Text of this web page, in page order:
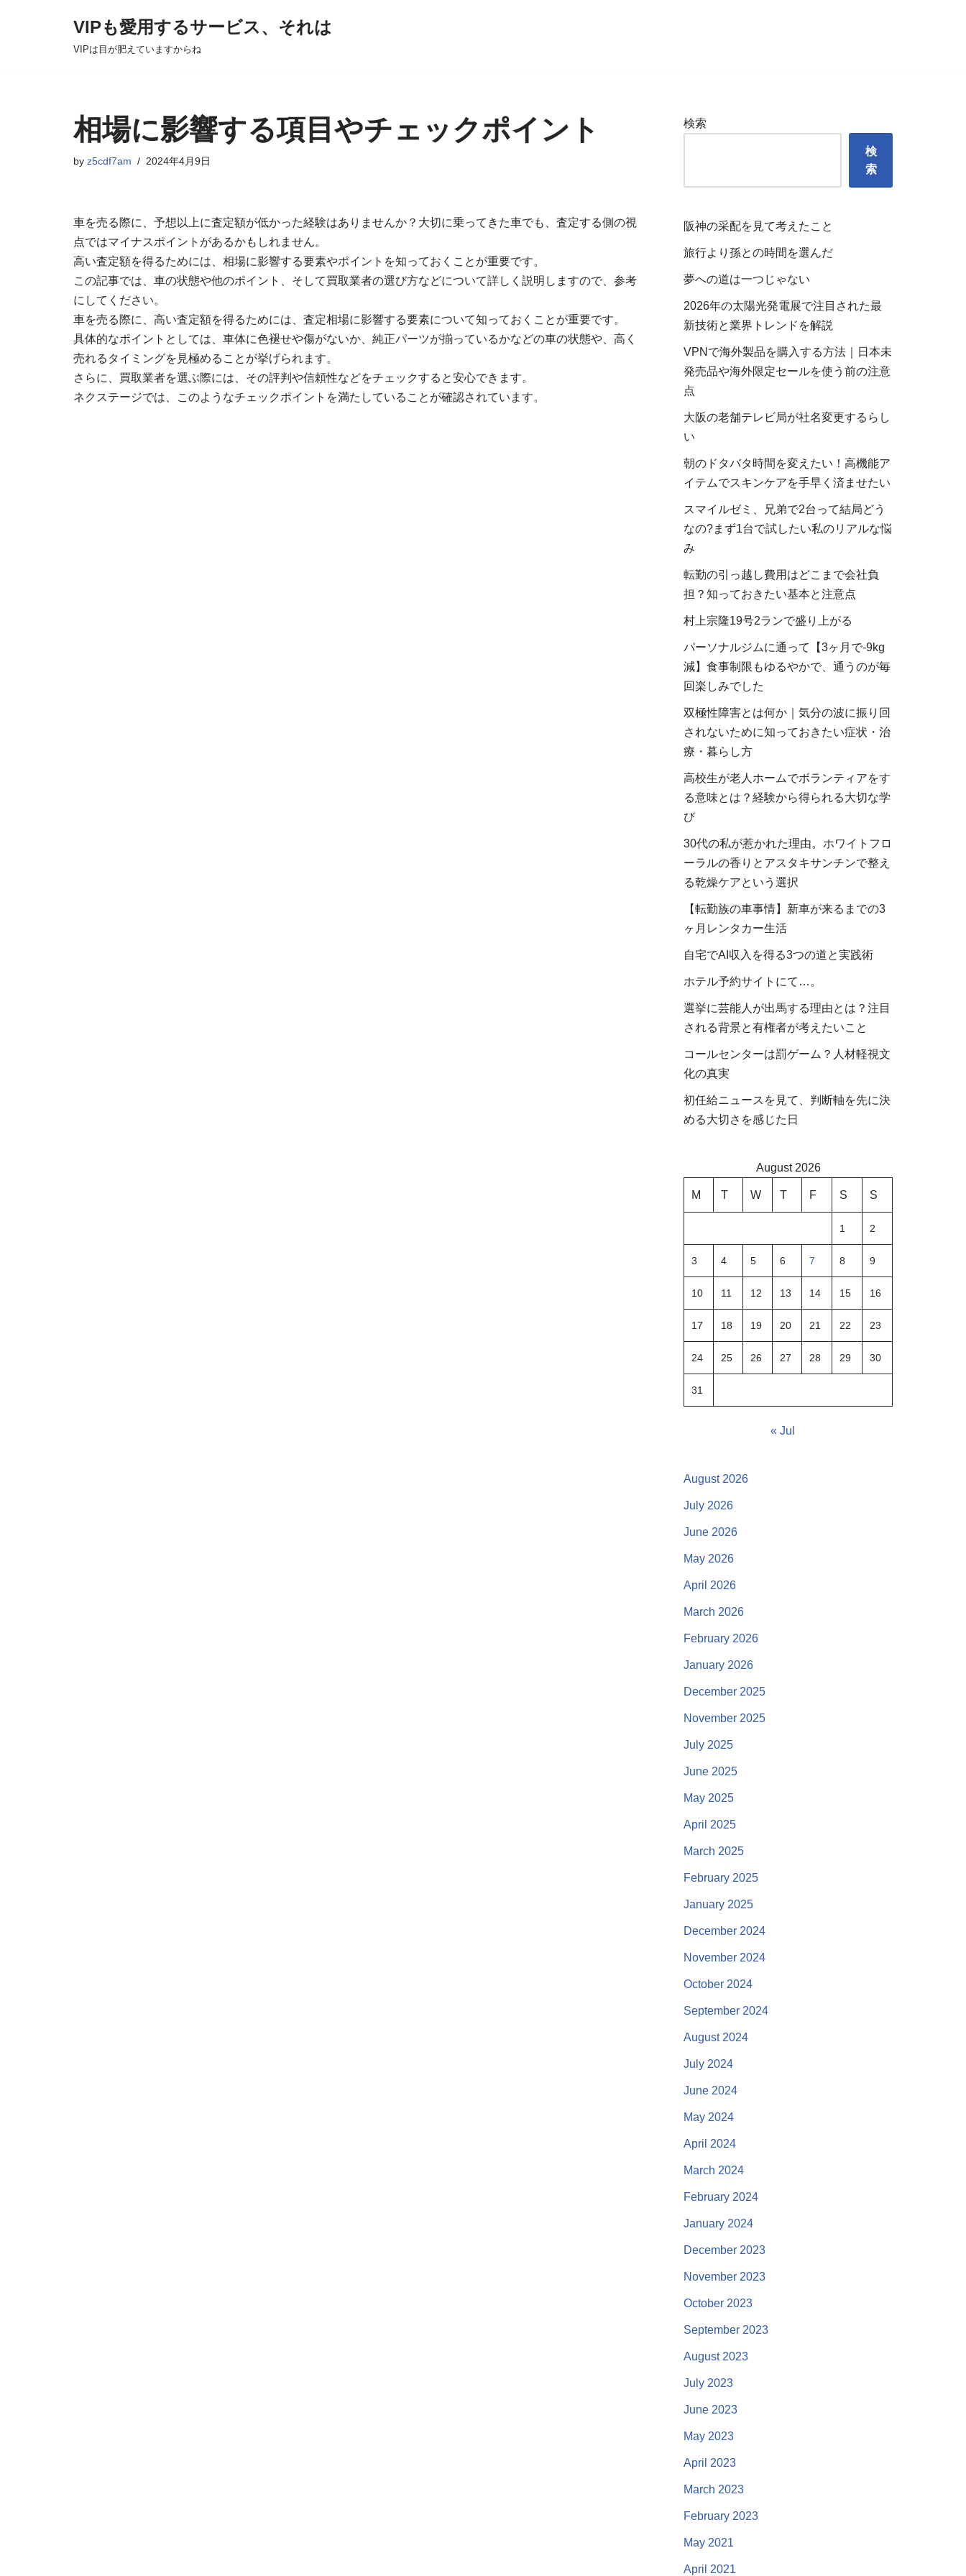
VIPも愛用するサービス、それは
VIPは目が肥えていますからね
相場に影響する項目やチェックポイント
by z5cdf7am 2024年4月9日
車を売る際に、予想以上に査定額が低かった経験はありませんか？大切に乗ってきた車でも、査定する側の視
点ではマイナスポイントがあるかもしれません。
高い査定額を得るためには、相場に影響する要素やポイントを知っておくことが重要です。
この記事では、車の状態や他のポイント、そして買取業者の選び方などについて詳しく説明しますので、参考
にしてください。
車を売る際に、高い査定額を得るためには、査定相場に影響する要素について知っておくことが重要です。
具体的なポイントとしては、車体に色褪せや傷がないか、純正パーツが揃っているかなどの車の状態や、高く
売れるタイミングを見極めることが挙げられます。
さらに、買取業者を選ぶ際には、その評判や信頼性などをチェックすると安心できます。
ネクステージでは、このようなチェックポイントを満たしていることが確認されています。
検索
検
索
阪神の采配を見て考えたこと
旅行より孫との時間を選んだ
夢への道は一つじゃない
2026年の太陽光発電展で注目された最
新技術と業界トレンドを解説
VPNで海外製品を購入する方法｜日本未
発売品や海外限定セールを使う前の注意
点
大阪の老舗テレビ局が社名変更するらし
い
朝のドタバタ時間を変えたい！高機能ア
イテムでスキンケアを手早く済ませたい
スマイルゼミ、兄弟で2台って結局どう
なの?まず1台で試したい私のリアルな悩
み
転勤の引っ越し費用はどこまで会社負
担？知っておきたい基本と注意点
村上宗隆19号2ランで盛り上がる
パーソナルジムに通って【3ヶ月で-9kg
減】食事制限もゆるやかで、通うのが毎
回楽しみでした
双極性障害とは何か｜気分の波に振り回
されないために知っておきたい症状・治
療・暮らし方
高校生が老人ホームでボランティアをす
る意味とは？経験から得られる大切な学
び
30代の私が惹かれた理由。ホワイトフロ
ーラルの香りとアスタキサンチンで整え
る乾燥ケアという選択
【転勤族の車事情】新車が来るまでの3
ヶ月レンタカー生活
自宅でAI収入を得る3つの道と実践術
ホテル予約サイトにて…。
選挙に芸能人が出馬する理由とは？注目
される背景と有権者が考えたいこと
コールセンターは罰ゲーム？人材軽視文
化の真実
初任給ニュースを見て、判断軸を先に決
める大切さを感じた日
August 2026
M T W T F S S
1 2
3 4 5 6 7 8 9
10 11 12 13 14 15 16
17 18 19 20 21 22 23
24 25 26 27 28 29 30
31
« Jul
August 2026
July 2026
June 2026
May 2026
April 2026
March 2026
February 2026
January 2026
December 2025
November 2025
July 2025
June 2025
May 2025
April 2025
March 2025
February 2025
January 2025
December 2024
November 2024
October 2024
September 2024
August 2024
July 2024
June 2024
May 2024
April 2024
March 2024
February 2024
January 2024
December 2023
November 2023
October 2023
September 2023
August 2023
July 2023
June 2023
May 2023
April 2023
March 2023
February 2023
May 2021
April 2021